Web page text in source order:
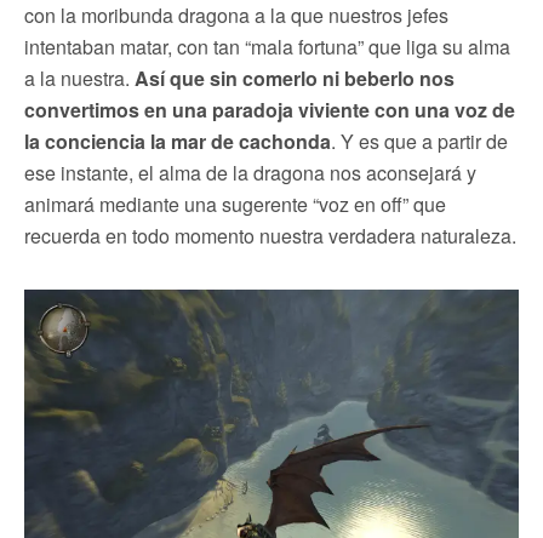
con la moribunda dragona a la que nuestros jefes
intentaban matar, con tan “mala fortuna” que liga su alma
a la nuestra. Así que sin comerlo ni beberlo nos
convertimos en una paradoja viviente con una voz de
la conciencia la mar de cachonda. Y es que a partir de
ese instante, el alma de la dragona nos aconsejará y
animará mediante una sugerente “voz en off” que
recuerda en todo momento nuestra verdadera naturaleza.